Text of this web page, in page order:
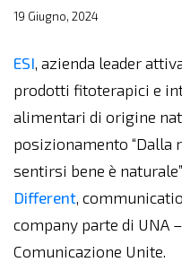
19 Giugno, 2024
ESI, azienda leader
prodotti fitoterapici e
alimentari di origine
posizionamento “Dalla
sentirsi bene è
Different,
company parte di UNA
Comunicazione Unite.